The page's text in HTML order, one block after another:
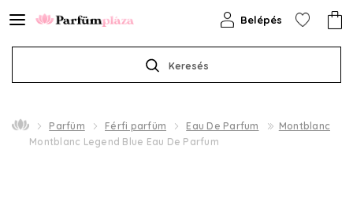
Keresés
Belépés
Parfüm Férfi parfüm Eau De Parfum
Montblanc
Montblanc Legend Blue Eau De Parfum